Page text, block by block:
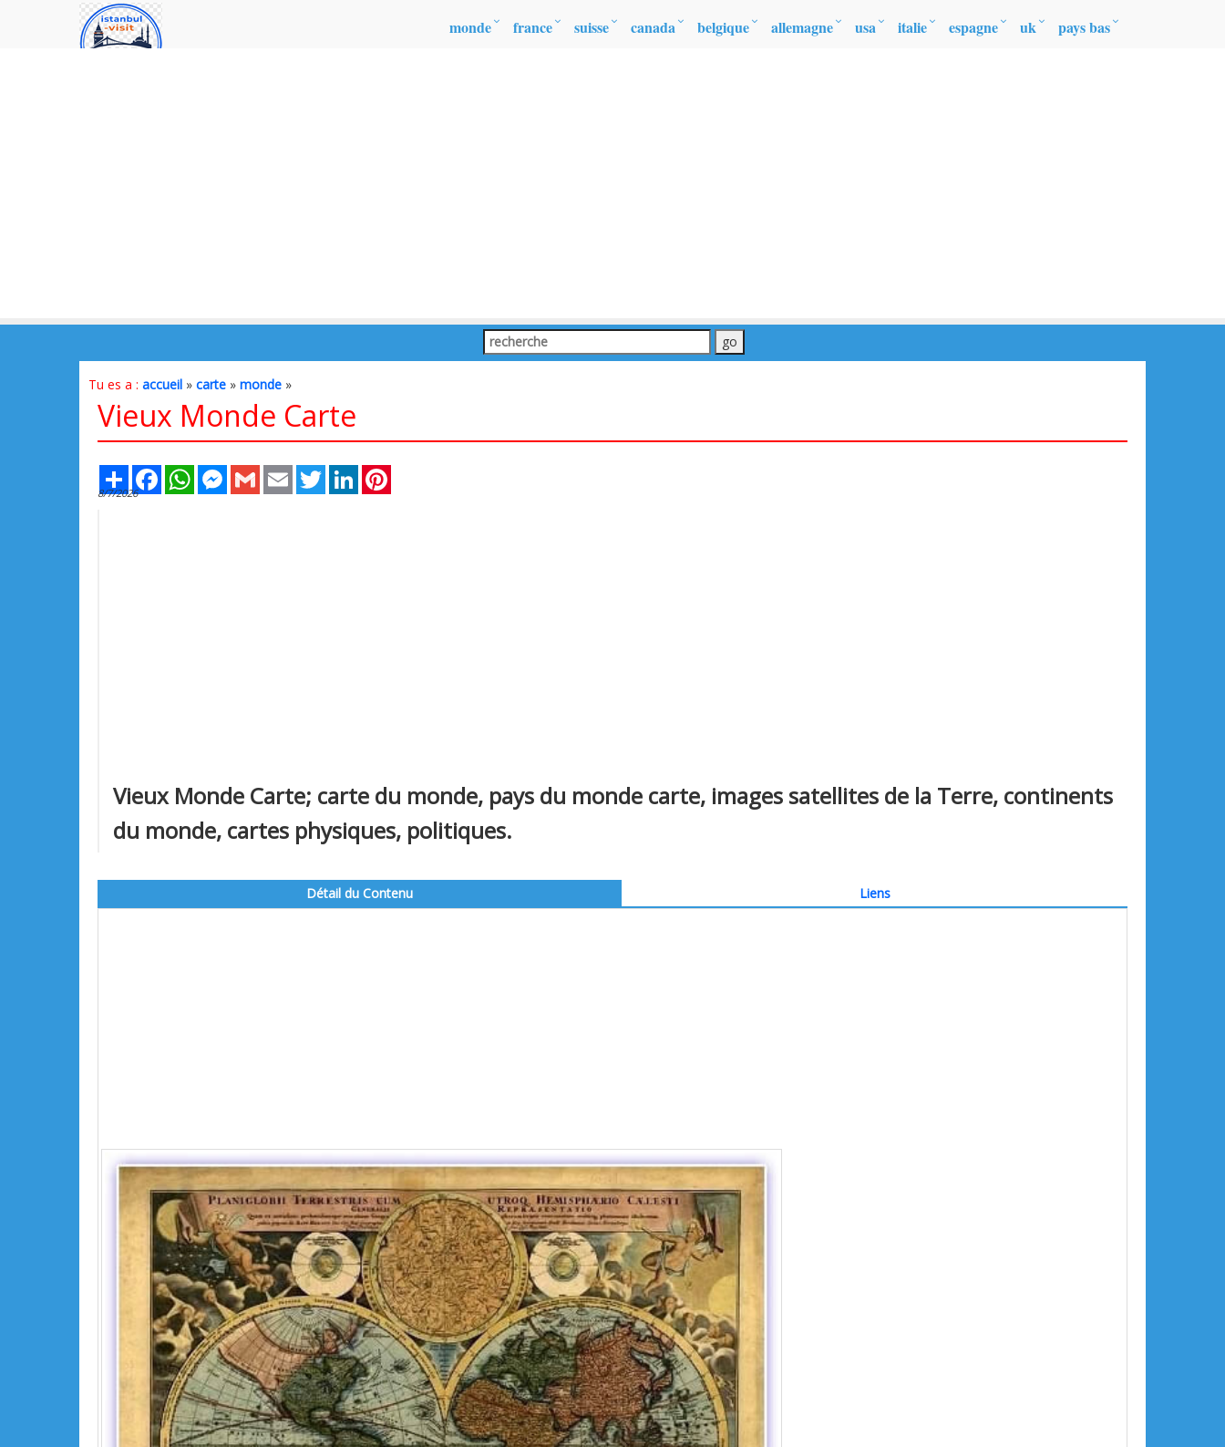
monde france suisse canada belgique allemagne usa italie espagne uk pays bas
Tu es a : accueil » carte » monde »
Vieux Monde Carte
Share FacebookWhatsAppMessenger
Gmail Email TwitterLinkedIn
8/7/2026
Vieux Monde Carte; carte du monde, pays du monde carte, images satellites de la Terre, continents
du monde, cartes physiques, politiques.
Détail du Contenu Liens